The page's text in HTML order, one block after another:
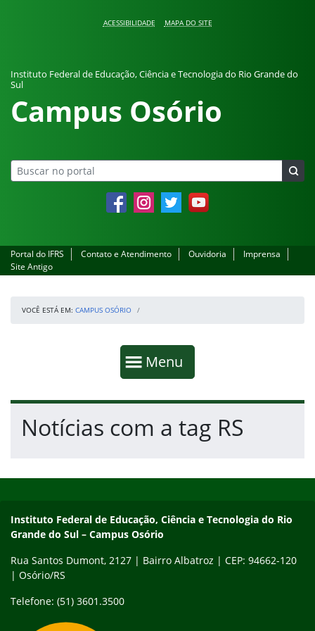
ACESSIBILIDADE MAPA DO SITE
Instituto Federal de Educação, Ciência e Tecnologia do Rio Grande do
Sul
Campus Osório
FacebookInstagramTwitter YouTube
Portal do IFRS Contato e Atendimento Ouvidoria
Imprensa
Site Antigo
VOCÊ ESTÁ EM: CAMPUS OSÓRIO
Mostrar
Menu
Fim da navegação
Início do conteúdo
Notícias com a tag RS
Instituto Federal de Educação, Ciência e Tecnologia do Rio
Instituto Federal de Educação, Ciência e Tecnologia do Rio
Grande do Sul – Campus Osório
Rua Santos Dumont, 2127 | Bairro Albatroz | CEP: 94662-120
| Osório/RS
Telefone: (51) 3601.3500